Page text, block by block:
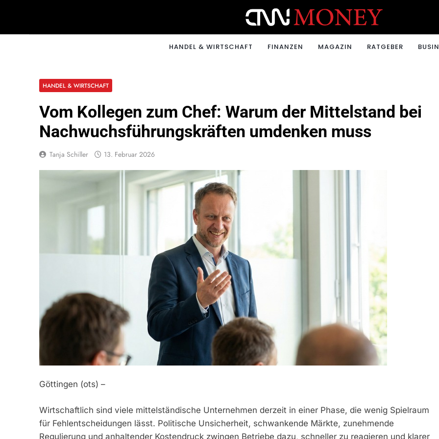
CNNMONEY.CH
HANDEL & WIRTSCHAFT FINANZEN MAGAZIN RATGEBER
HANDEL & WIRTSCHAFT
Vom Kollegen zum Chef: Warum der Mittelstand bei
Nachwuchsführungskräften umdenken muss
Tanja Schiller 13. Februar 2026
Göttingen (ots) –
Wirtschaftlich sind viele mittelständische Unternehmen derzeit in einer Phase, die wenig Spielraum
für Fehlentscheidungen lässt. Politische Unsicherheit, schwankende Märkte, zunehmende
Regulierung und anhaltender Kostendruck zwingen Betriebe dazu, schneller zu reagieren und klarer